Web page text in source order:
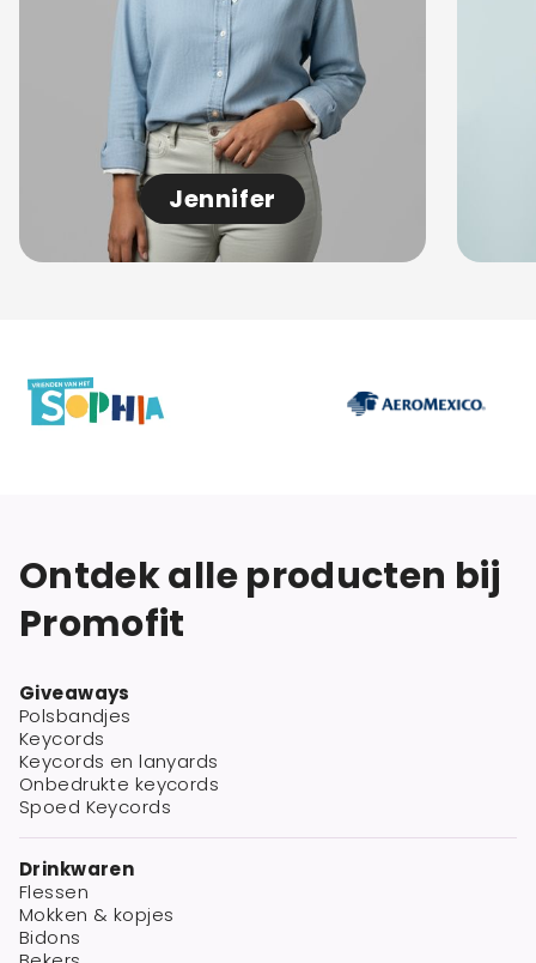
Jennifer
Ontdek alle producten bij
Promofit
Giveaways
Polsbandjes
Keycords
Keycords en lanyards
Onbedrukte keycords
Spoed Keycords
Drinkwaren
Flessen
Mokken & kopjes
Bidons